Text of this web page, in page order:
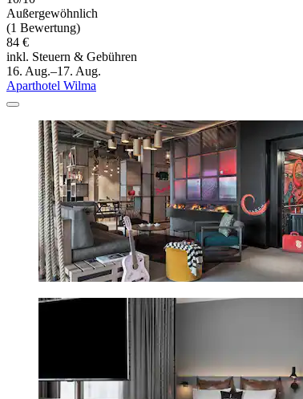
Außergewöhnlich
(1 Bewertung)
84 €
inkl. Steuern & Gebühren
16. Aug.–17. Aug.
Aparthotel Wilma